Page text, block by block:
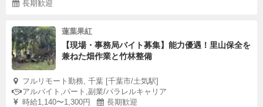
長期歓迎
蓮葉果紅
【現場・事務局バイト募集】能力優遇！里山保全を
兼ねた畑作業と竹林整備
フルリモート勤務, 千葉 [千葉市/土気駅]
アルバイト,パート,副業/パラレルキャリア
時給1,140〜1,300円
長期歓迎